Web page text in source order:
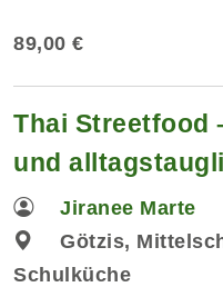
89,00 €
Thai Streetfood
und
Jiranee Marte
Götzis,
Schulküche